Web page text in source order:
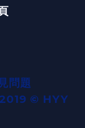
問題
© HYY